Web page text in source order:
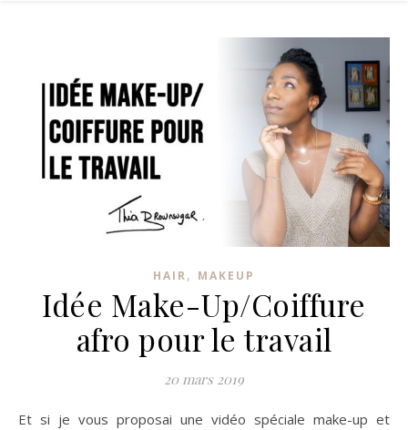
HAIR, MAKEUP
Idée Make-Up/Coiffure
afro pour le travail
20 mars 2019
Et si je vous proposai une vidéo spéciale make-up et